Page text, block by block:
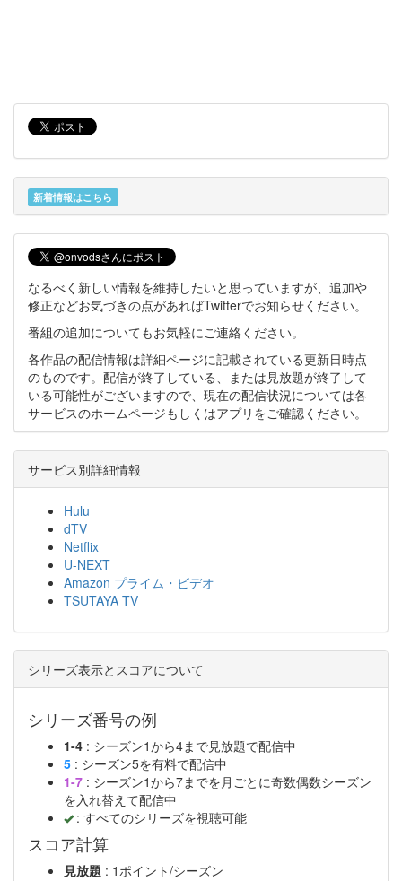
新着情報はこちら
なるべく新しい情報を維持したいと思っていますが、追加や
修正などお気づきの点があればTwitterでお知らせください。
番組の追加についてもお気軽にご連絡ください。
各作品の配信情報は詳細ページに記載されている更新日時点
のものです。配信が終了している、または見放題が終了して
いる可能性がございますので、現在の配信状況については各
サービスのホームページもしくはアプリをご確認ください。
サービス別詳細情報
Hulu
dTV
Netflix
U-NEXT
Amazon プライム・ビデオ
TSUTAYA TV
シリーズ表示とスコアについて
シリーズ番号の例
1-4 : シーズン1から4まで見放題で配信中
5 : シーズン5を有料で配信中
1-7 : シーズン1から7までを月ごとに奇数偶数シーズン
を入れ替えて配信中
: すべてのシリーズを視聴可能
スコア計算
見放題 : 1ポイント/シーズン